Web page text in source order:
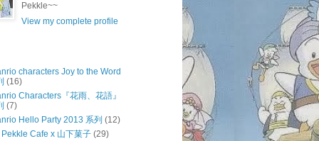
Pekkle~~
View my complete profile
characters Joy to the Word
(16)
Characters『花雨、花語』
(7)
Hello Party 2013 系列 (12)
Cafe x 山下菓子 (29)